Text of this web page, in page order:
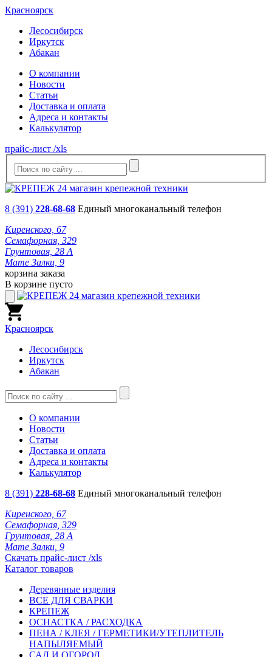
Красноярск
Лесосибирск
Иркутск
Абакан
О компании
Новости
Статьи
Доставка и оплата
Адреса и контакты
Калькулятор
прайс-лист /xls
8 (391) 228-68-68 Единый многоканальный телефон
Киренского, 67
Семафорная, 329
Грунтовая, 28 А
Мате Залки, 9
корзина заказа
В корзине пусто
Красноярск
Лесосибирск
Иркутск
Абакан
О компании
Новости
Статьи
Доставка и оплата
Адреса и контакты
Калькулятор
8 (391) 228-68-68 Единый многоканальный телефон
Киренского, 67
Семафорная, 329
Грунтовая, 28 А
Мате Залки, 9
Скачать прайс-лист /xls
Каталог товаров
Деревянные изделия
ВСЕ ДЛЯ СВАРКИ
КРЕПЕЖ
ОСНАСТКА / РАСХОДКА
ПЕНА / КЛЕЯ / ГЕРМЕТИКИ/УТЕПЛИТЕЛЬ
НАПЫЛЯЕМЫЙ
САД И ОГОРОД